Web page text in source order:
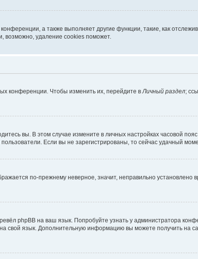
а также выполняет другие функции, такие, как
возможно, удаление cookies поможет.
конференции. Чтобы изменить их, перейдите в Личный раздел;
вы. В этом случае измените в личных настройках часовой
Если вы не зарегистрированы, то сейчас удачный
по-прежнему неверное, значит, неправильно
phpBB на ваш язык. Попробуйте узнать у администратора
свой язык. Дополнительную информацию вы можете получить на